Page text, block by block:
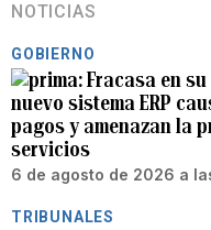
NOTICIAS
GOBIERNO
Fracasa en
nuevo sistema ERP
pagos y amenazan la
servicios
6 de agosto de 2026 a
TRIBUNALES